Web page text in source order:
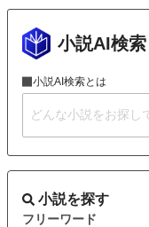
小説AI検索
小説AI検索とは
小説を探す
フリーワード